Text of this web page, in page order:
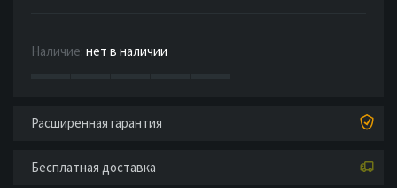
Наличие: нет в наличии
Расширенная гарантия
Бесплатная доставка